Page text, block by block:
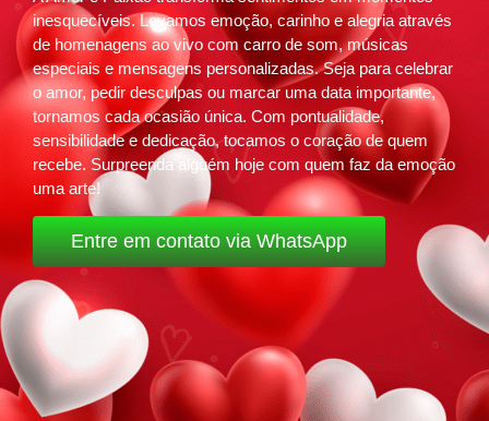
inesquecíveis. Levamos emoção, carinho e alegria através
de homenagens ao vivo com carro de som, músicas
especiais e mensagens personalizadas. Seja para celebrar
o amor, pedir desculpas ou marcar uma data importante,
tornamos cada ocasião única. Com pontualidade,
sensibilidade e dedicação, tocamos o coração de quem
recebe. Surpreenda alguém hoje com quem faz da emoção
uma arte!
Entre em contato via WhatsApp